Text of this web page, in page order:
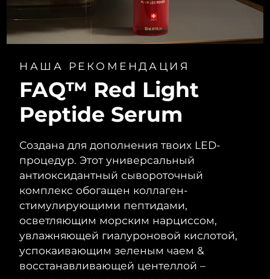
НАША РЕКОМЕНДАЦИЯ
FAQ™ Red Light
Peptide Serum
Создана для дополнения твоих LED-
процедур. Этот универсальный
антиоксидантный сывороточный
комплекс обогащен коллаген-
стимулирующими пептидами,
осветляющим морским нарциссом,
увлажняющей гиалуроновой кислотой,
успокаивающим зеленым чаем &
восстанавливающей центеллой –